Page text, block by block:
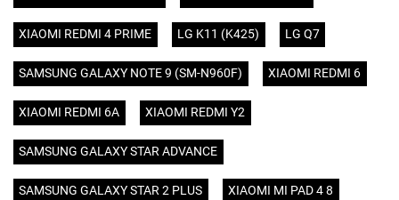
XIAOMI REDMI 4 PRIME LG K11 (K425) LG Q7
SAMSUNG GALAXY NOTE 9 (SM-N960F) XIAOMI REDMI 6
XIAOMI REDMI 6A XIAOMI REDMI Y2
SAMSUNG GALAXY STAR ADVANCE
SAMSUNG GALAXY STAR 2 PLUS XIAOMI MI PAD 4 8